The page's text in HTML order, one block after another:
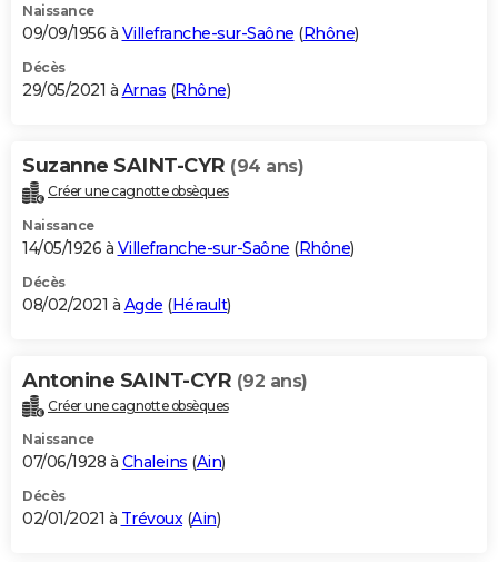
Naissance
09/09/1956 à Villefranche-sur-Saône (Rhône)
Décès
29/05/2021 à Arnas (Rhône)
Suzanne SAINT-CYR (94 ans)
Créer une cagnotte obsèques
Naissance
14/05/1926 à Villefranche-sur-Saône (Rhône)
Décès
08/02/2021 à Agde (Hérault)
Antonine SAINT-CYR (92 ans)
Créer une cagnotte obsèques
Naissance
07/06/1928 à Chaleins (Ain)
Décès
02/01/2021 à Trévoux(Ain)